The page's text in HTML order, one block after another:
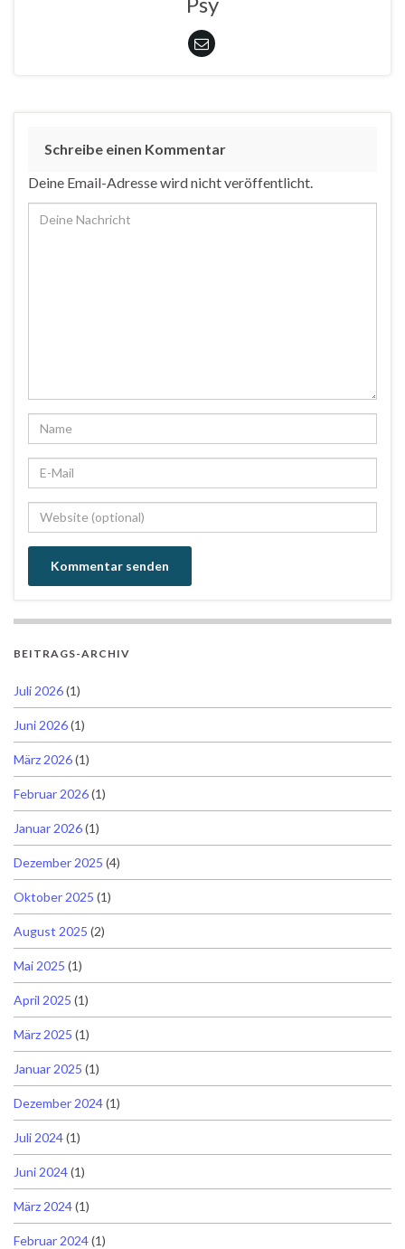
Schreibe einen Kommentar
Deine Email-Adresse wird nicht veröffentlicht.
BEITRAGS-ARCHIV
Juli 2026(1)
Juni 2026(1)
März 2026(1)
Februar 2026(1)
Januar 2026(1)
Dezember 2025 (4)
Oktober 2025 (1)
August 2025 (2)
Mai 2025 (1)
April 2025 (1)
März 2025 (1)
Januar 2025 (1)
Dezember 2024(1)
Juli 2024(1)
Juni 2024(1)
März 2024(1)
Februar 2024(1)